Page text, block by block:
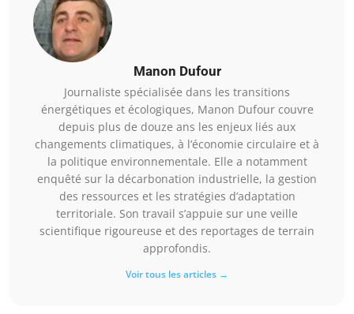
Manon Dufour
Journaliste spécialisée dans les transitions
énergétiques et écologiques, Manon Dufour couvre
depuis plus de douze ans les enjeux liés aux
changements climatiques, à l’économie circulaire et à
la politique environnementale. Elle a notamment
enquêté sur la décarbonation industrielle, la gestion
des ressources et les stratégies d’adaptation
territoriale. Son travail s’appuie sur une veille
scientifique rigoureuse et des reportages de terrain
approfondis.
Voir tous les articles →